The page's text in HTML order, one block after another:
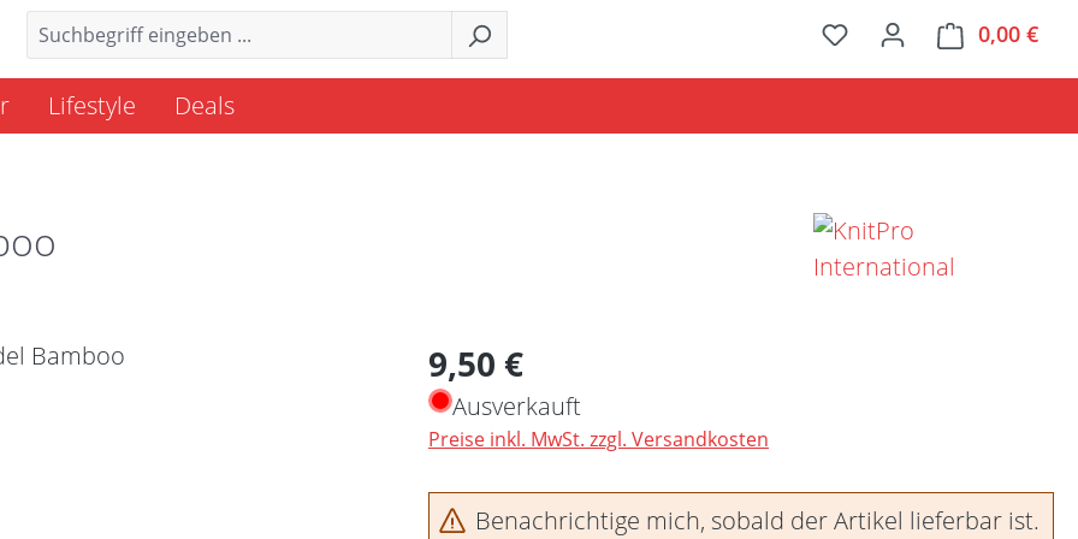
0,00 €
Lifestyle Deals
Regulärer Preis:
9,50 €
Ausverkauft
Preise inkl. MwSt. zzgl. Versandkosten
Benachrichtige mich, sobald der Artikel lieferbar ist.